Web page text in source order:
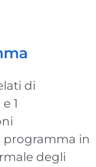
di
1
programma in
degli